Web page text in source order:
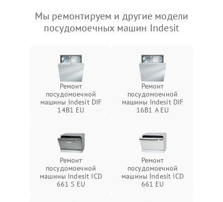
Мы ремонтируем и другие модели
посудомоечных машин Indesit
Ремонт
посудомоечной
машины Indesit DIF
14B1 EU
Ремонт
посудомоечной
машины Indesit DIF
16B1 A EU
Ремонт
посудомоечной
машины Indesit ICD
661 S EU
Ремонт
посудомоечной
машины Indesit ICD
661 EU